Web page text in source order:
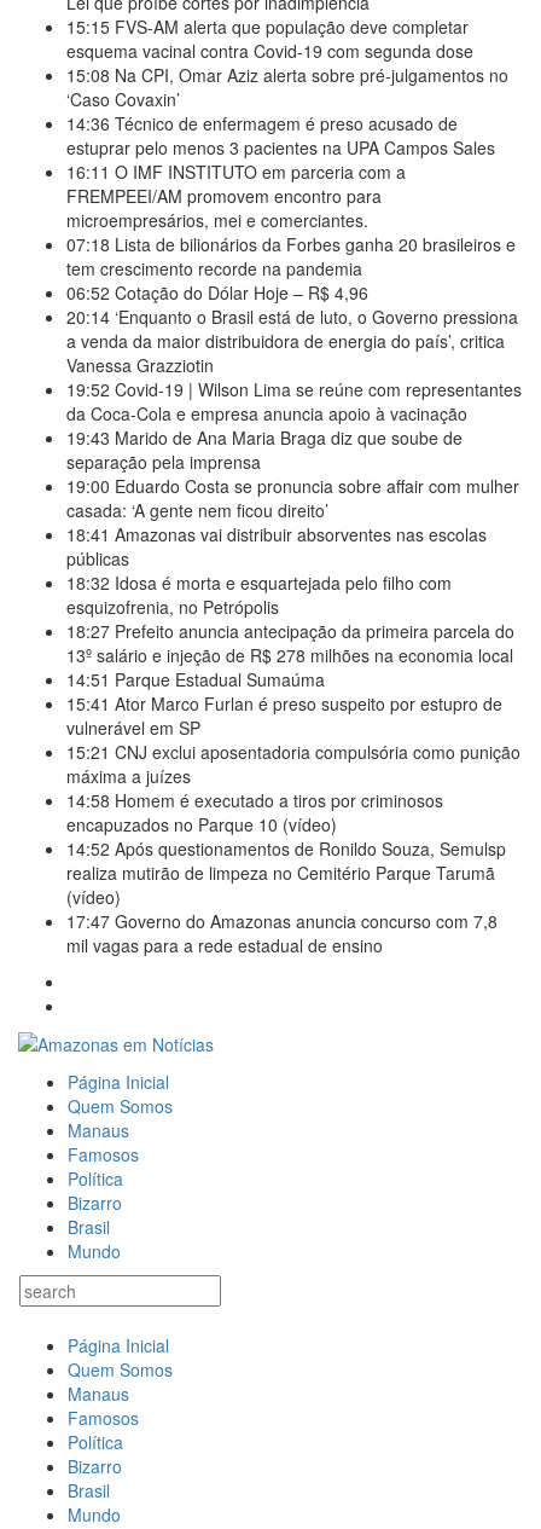
15:15 FVS-AM alerta que população deve completar
esquema vacinal contra Covid-19 com segunda dose
15:08 Na CPI, Omar Aziz alerta sobre pré-julgamentos no
‘Caso Covaxin’
14:36 Técnico de enfermagem é preso acusado de
estuprar pelo menos 3 pacientes na UPA Campos Sales
16:11 O IMF INSTITUTO em parceria com a
FREMPEEI/AM promovem encontro para
microempresários, mei e comerciantes.
07:18 Lista de bilionários da Forbes ganha 20 brasileiros e
tem crescimento recorde na pandemia
06:52 Cotação do Dólar Hoje – R$ 4,96
20:14 ‘Enquanto o Brasil está de luto, o Governo pressiona
a venda da maior distribuidora de energia do país’, critica
Vanessa Grazziotin
19:52 Covid-19 | Wilson Lima se reúne com representantes
da Coca-Cola e empresa anuncia apoio à vacinação
19:43 Marido de Ana Maria Braga diz que soube de
separação pela imprensa
19:00 Eduardo Costa se pronuncia sobre affair com mulher
casada: ‘A gente nem ficou direito’
18:41 Amazonas vai distribuir absorventes nas escolas
públicas
18:32 Idosa é morta e esquartejada pelo filho com
esquizofrenia, no Petrópolis
18:27 Prefeito anuncia antecipação da primeira parcela do
13º salário e injeção de R$ 278 milhões na economia local
14:51 Parque Estadual Sumaúma
15:41 Ator Marco Furlan é preso suspeito por estupro de
vulnerável em SP
15:21 CNJ exclui aposentadoria compulsória como punição
máxima a juízes
14:58 Homem é executado a tiros por criminosos
encapuzados no Parque 10 (vídeo)
14:52 Após questionamentos de Ronildo Souza, Semulsp
realiza mutirão de limpeza no Cemitério Parque Tarumã
(vídeo)
17:47 Governo do Amazonas anuncia concurso com 7,8
mil vagas para a rede estadual de ensino
Página Inicial
Quem Somos
Manaus
Famosos
Política
Bizarro
Brasil
Mundo
Página Inicial
Quem Somos
Manaus
Famosos
Política
Bizarro
Brasil
Mundo